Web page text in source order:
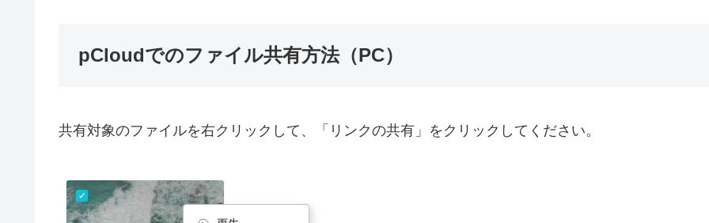
pCloudでのファイル共有方法（PC）
共有対象のファイルを右クリックして、「リンクの共有」をクリックしてください。